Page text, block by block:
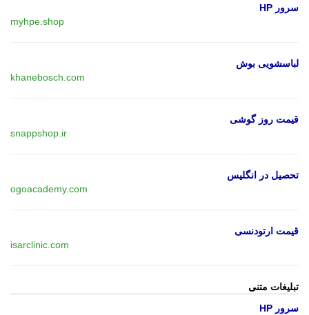
سرور HP
myhpe.shop
لباسشویی بوش
khanebosch.com
قیمت روز گوشی
snappshop.ir
تحصیل در انگلیس
ogoacademy.com
قیمت ارتودنسی
isarclinic.com
تبلیغات متنی
سرور HP